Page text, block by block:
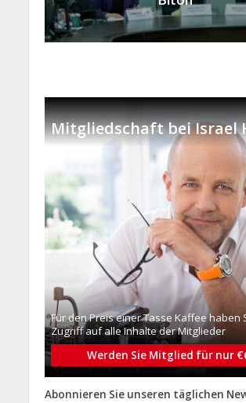
Mitgliedschaft bei Israel
Für den Preis einer Tasse Kaffee haben
Zugriff auf alle Inhalte der Mitglieder
Werden Sie Mitglied für nur
Abonnieren Sie unseren täglichen